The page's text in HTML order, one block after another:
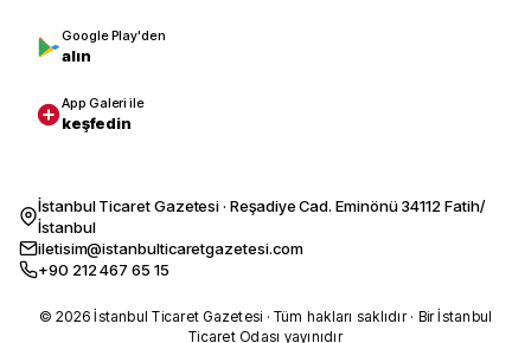
Google Play'den
alın
App Galeri ile
keşfedin
İstanbul Ticaret Gazetesi · Reşadiye Cad. Eminönü 34112 Fatih/
İstanbul
iletisim@istanbulticaretgazetesi.com
+90 212 467 65 15
© 2026 İstanbul Ticaret Gazetesi · Tüm hakları saklıdır · Bir İstanbul
Ticaret Odası yayınıdır